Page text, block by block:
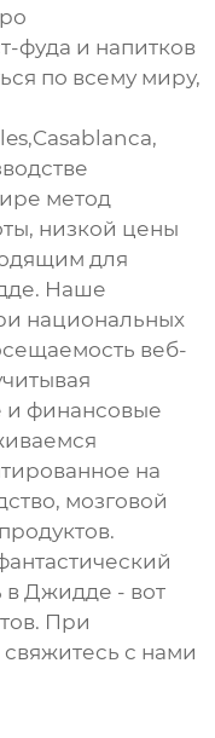
фуда и напитков
по всему миру,
метод
низкой цены
для
Наше
национальных
веб-
и финансовые
на
мозговой
в Джидде - вот
При
с нами